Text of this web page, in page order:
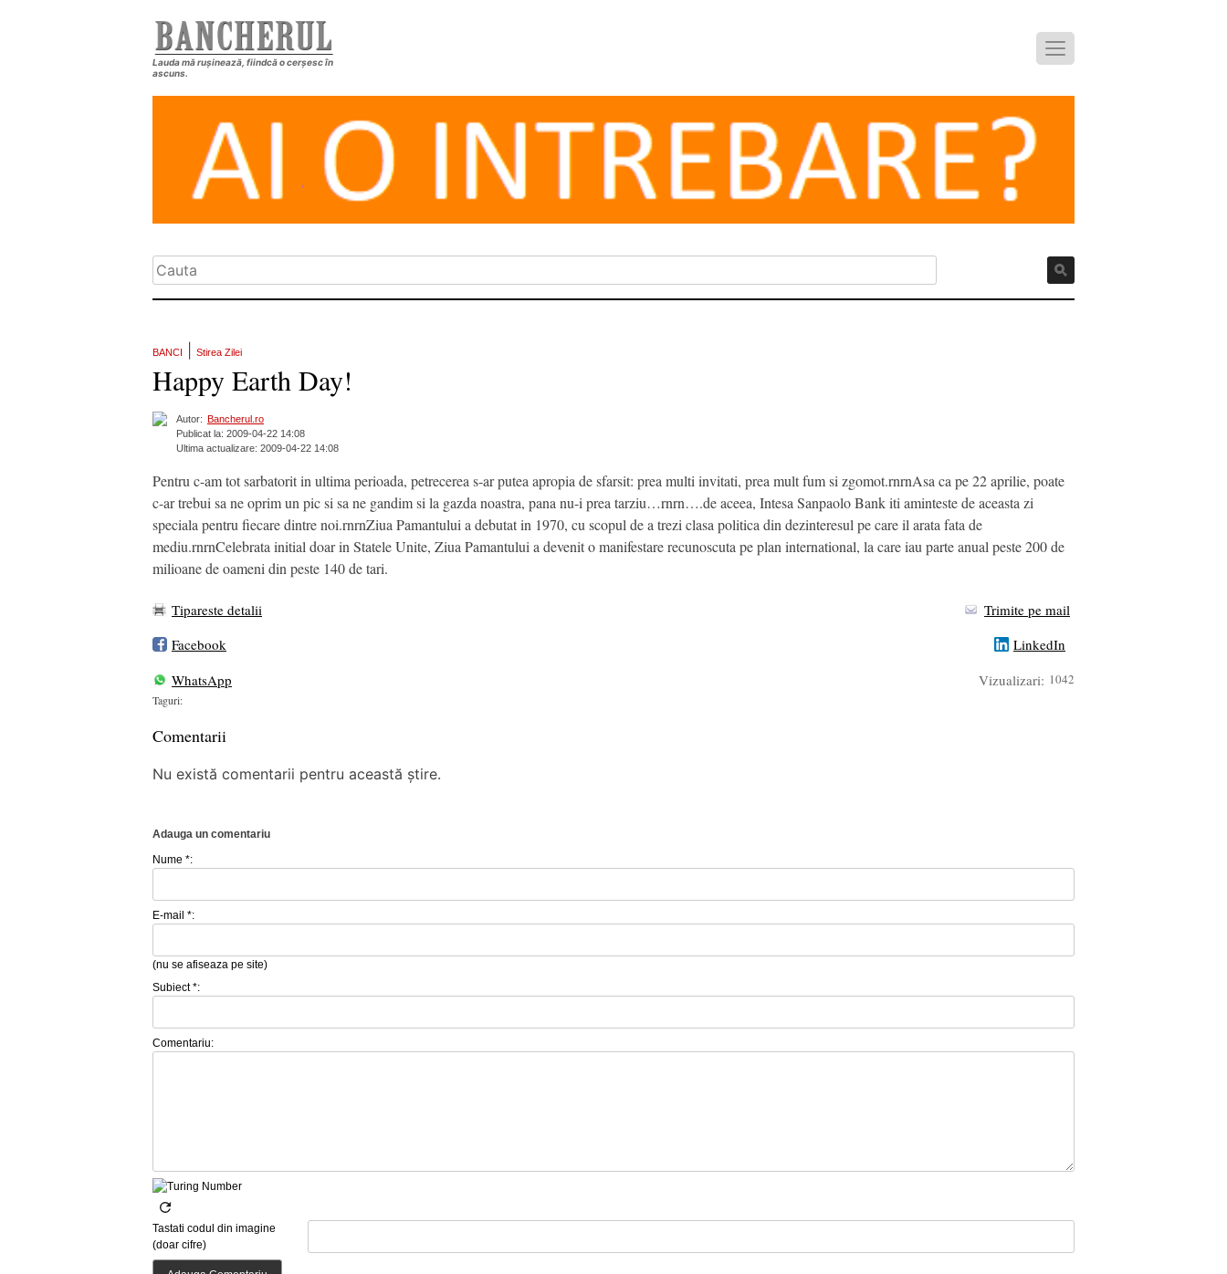
Lauda mă rușinează, fiindcă o cerșesc în
ascuns.
BANCI Stirea Zilei
Happy Earth Day!
Autor:
Bancherul.ro
Publicat la: 2009-04-22 14:08
Ultima actualizare: 2009-04-22 14:08
Pentru c-am tot sarbatorit in ultima perioada, petrecerea s-ar putea apropia de sfarsit: prea multi invitati, prea mult fum si zgomot.rnrnAsa ca pe 22 aprilie, poate
c-ar trebui sa ne oprim un pic si sa ne gandim si la gazda noastra, pana nu-i prea tarziu…rnrn….de aceea, Intesa Sanpaolo Bank iti aminteste de aceasta zi
speciala pentru fiecare dintre noi.rnrnZiua Pamantului a debutat in 1970, cu scopul de a trezi clasa politica din dezinteresul pe care il arata fata de
mediu.rnrnCelebrata initial doar in Statele Unite, Ziua Pamantului a devenit o manifestare recunoscuta pe plan international, la care iau parte anual peste 200 de
milioane de oameni din peste 140 de tari.
Tipareste detalii
Trimite pe mail
Facebook
LinkedIn
WhatsApp
Vizualizari: 1042
Taguri:
Comentarii
Nu există comentarii pentru această știre.
Adauga un comentariu
Nume *:
E-mail *:
(nu se afiseaza pe site)
Subiect *:
Comentariu:
Tastati codul din imagine
(doar cifre)